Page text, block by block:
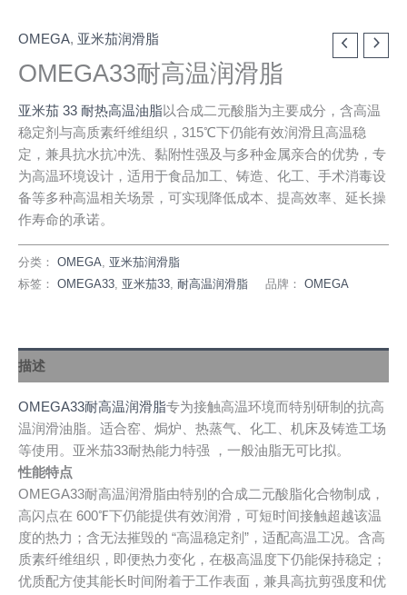
OMEGA, 亚米茄润滑脂
OMEGA33耐高温润滑脂
亚米茄 33 耐热高温油脂以合成二元酸脂为主要成分，含高温
稳定剂与高质素纤维组织，315℃下仍能有效润滑且高温稳
定，兼具抗水抗冲洗、黏附性强及与多种金属亲合的优势，专
为高温环境设计，适用于食品加工、铸造、化工、手术消毒设
备等多种高温相关场景，可实现降低成本、提高效率、延长操
作寿命的承诺。
分类： OMEGA
亚米茄润滑脂
标签： OMEGA33 亚米茄33 耐高温润滑脂 品牌： OMEGA
描述
OMEGA33耐高温润滑脂专为接触高温环境而特别研制的抗高
温润滑油脂。适合窑、焗炉、热蒸气、化工、机床及铸造工场
等使用。亚米茄33耐热能力特强 ，一般油脂无可比拟。
性能特点
OMEGA33耐高温润滑脂由特别的合成二元酸脂化合物制成，
高闪点在 600℉下仍能提供有效润滑，可短时间接触超越该温
度的热力；含无法摧毁的 “高温稳定剂”，适配高温工况。含高
质素纤维组织，即便热力变化，在极高温度下仍能保持稳定；
优质配方使其能长时间附着于工作表面，兼具高抗剪强度和优